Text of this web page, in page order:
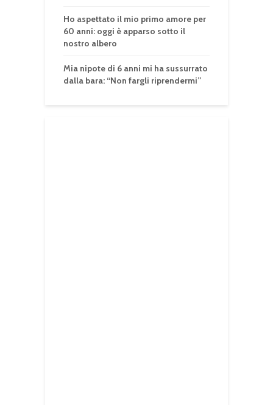
Ho aspettato il mio primo amore per
60 anni: oggi è apparso sotto il
nostro albero
Mia nipote di 6 anni mi ha sussurrato
dalla bara: “Non fargli riprendermi”